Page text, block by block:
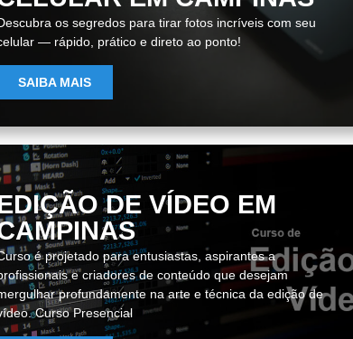
os segredos para tirar fotos incríveis com seu
— rápido, prático e direto ao ponto!
SAIBA MAIS
DE VÍDEO EM
é projetado para entusiastas, aspirantes a
e criadores de conteúdo que desejam
profundamente na arte e técnica da edição de
Curso Presencial